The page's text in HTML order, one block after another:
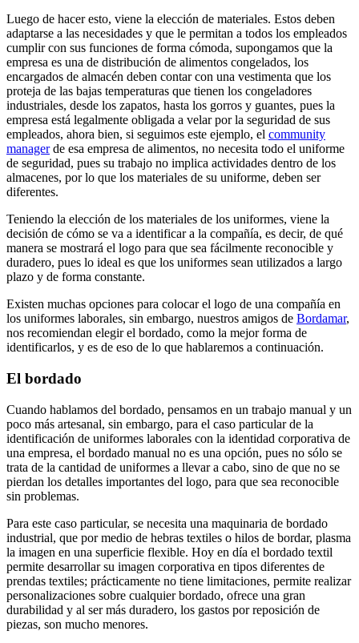
Luego de hacer esto, viene la elección de materiales. Estos deben
adaptarse a las necesidades y que le permitan a todos los empleados
cumplir con sus funciones de forma cómoda, supongamos que la
empresa es una de distribución de alimentos congelados, los
encargados de almacén deben contar con una vestimenta que los
proteja de las bajas temperaturas que tienen los congeladores
industriales, desde los zapatos, hasta los gorros y guantes, pues la
empresa está legalmente obligada a velar por la seguridad de sus
empleados, ahora bien, si seguimos este ejemplo, el community
managerde esa empresa de alimentos, no necesita todo el uniforme
de seguridad, pues su trabajo no implica actividades dentro de los
almacenes, por lo que los materiales de su uniforme, deben ser
diferentes.
Teniendo la elección de los materiales de los uniformes, viene la
decisión de cómo se va a identificar a la compañía, es decir, de qué
manera se mostrará el logo para que sea fácilmente reconocible y
duradero, pues lo ideal es que los uniformes sean utilizados a largo
plazo y de forma constante.
Existen muchas opciones para colocar el logo de una compañía en
los uniformes laborales, sin embargo, nuestros amigos de Bordamar,
nos recomiendan elegir el bordado, como la mejor forma de
identificarlos, y es de eso de lo que hablaremos a continuación.
El bordado
Cuando hablamos del bordado, pensamos en un trabajo manual y un
poco más artesanal, sin embargo, para el caso particular de la
identificación de uniformes laborales con la identidad corporativa de
una empresa, el bordado manual no es una opción, pues no sólo se
trata de la cantidad de uniformes a llevar a cabo, sino de que no se
pierdan los detalles importantes del logo, para que sea reconocible
sin problemas.
Para este caso particular, se necesita una maquinaria de bordado
industrial, que por medio de hebras textiles o hilos de bordar, plasma
la imagen en una superficie flexible. Hoy en día el bordado textil
permite desarrollar su imagen corporativa en tipos diferentes de
prendas textiles; prácticamente no tiene limitaciones, permite realizar
personalizaciones sobre cualquier bordado, ofrece una gran
durabilidad y al ser más duradero, los gastos por reposición de
piezas, son mucho menores.